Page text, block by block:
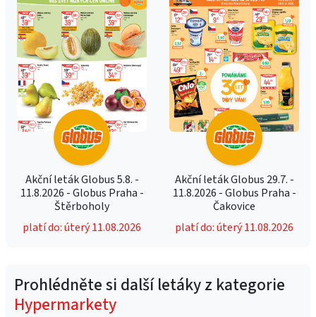
Akční leták Globus 5.8. -
11.8.2026 - Globus Praha -
Štěrboholy
platí do: úterý 11.08.2026
Akční leták Globus 29.7. -
11.8.2026 - Globus Praha -
Čakovice
platí do: úterý 11.08.2026
Prohlédněte si další letáky z kategorie
Hypermarkety